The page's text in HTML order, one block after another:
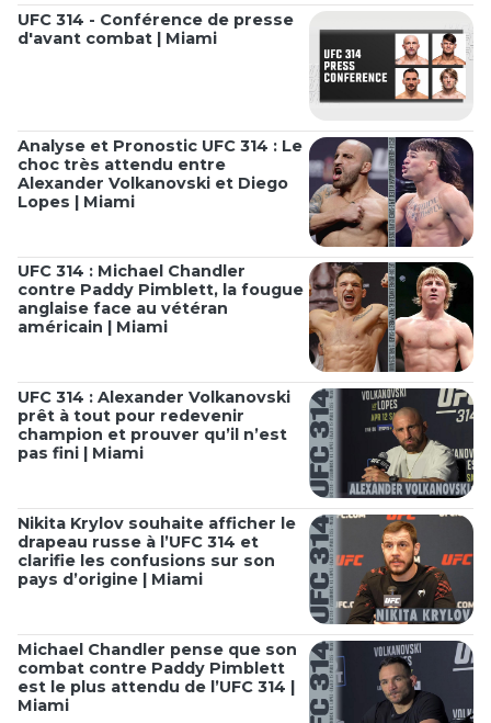
UFC 314 - Conférence de presse
d'avant combat | Miami
Analyse et Pronostic UFC 314 : Le
choc très attendu entre
Alexander Volkanovski et Diego
Lopes | Miami
UFC 314 : Michael Chandler
contre Paddy Pimblett, la fougue
anglaise face au vétéran
américain | Miami
UFC 314 : Alexander Volkanovski
prêt à tout pour redevenir
champion et prouver qu’il n’est
pas fini | Miami
Nikita Krylov souhaite afficher le
drapeau russe à l’UFC 314 et
clarifie les confusions sur son
pays d’origine | Miami
Michael Chandler pense que son
combat contre Paddy Pimblett
est le plus attendu de l’UFC 314 |
Miami